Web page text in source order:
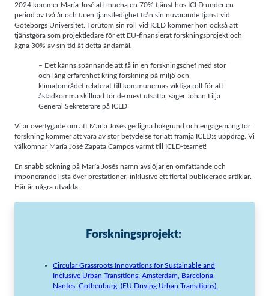
2024 kommer María José att inneha en 70% tjänst hos ICLD under en
period av två år och ta en tjänstledighet från sin nuvarande tjänst vid
Göteborgs Universitet. Förutom sin roll vid ICLD kommer hon också att
tjänstgöra som projektledare för ett EU-finansierat forskningsprojekt och
ägna 30% av sin tid åt detta ändamål.
– Det känns spännande att få in en forskningschef med stor
och lång erfarenhet kring forskning på miljö och
klimatområdet relaterat till kommunernas viktiga roll för att
åstadkomma skillnad för de mest utsatta, säger Johan Lilja
General Sekreterare på ICLD
Vi är övertygade om att María Josés gedigna bakgrund och engagemang för
forskning kommer att vara av stor betydelse för att främja ICLD:s uppdrag. Vi
välkomnar María José Zapata Campos varmt till ICLD-teamet!
En snabb sökning på María Josés namn avslöjar en omfattande och
imponerande lista över prestationer, inklusive ett flertal publicerade artiklar.
Här är några utvalda:
Forskningsprojekt:
Circular Grassroots Innovations for Sustainable and
Inclusive Urban Transitions: Amsterdam, Barcelona,
Nantes, Gothenburg. (EU Driving Urban Transitions)
möjligt under
ditt besök.
Om du nekar
de här
kakorna
kommer viss
funktionalitet
hemsidan.
med dig av dina
intressen och ditt
beteende när du
surfar ökar du
personligt
anpassat innehåll
och erbjudanden.